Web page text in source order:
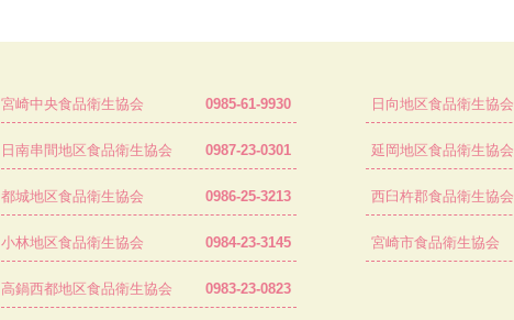
宮崎中央食品衛生協会 0985-61-9930
日南串間地区食品衛生協会 0987-23-0301
都城地区食品衛生協会 0986-25-3213
小林地区食品衛生協会 0984-23-3145
高鍋西都地区食品衛生協会 0983-23-0823
日向地区食品衛生協会
延岡地区食品衛生協会
西臼杵郡食品衛生協会
宮崎市食品衛生協会